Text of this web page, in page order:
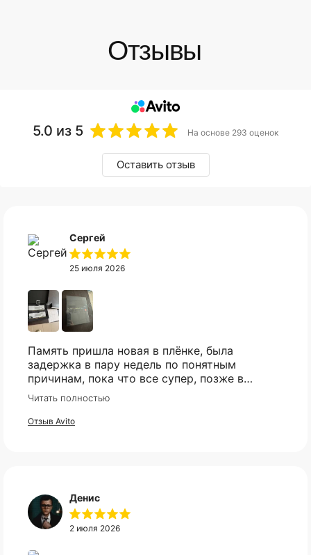
5.0 из 5 На основе 293 оценок
Оставить отзыв
Сергей
25 июля 2026
Память пришла новая в плёнке, была
задержка в пару недель по понятным
причинам, пока что все супер, позже в
сборке проверю и отзыв дополню
Читать полностью
Отзыв Avito
Денис
2 июля 2026